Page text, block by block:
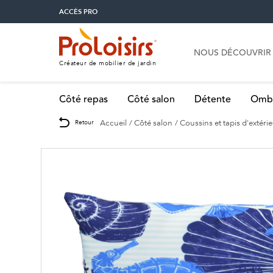
ACCÈS PRO
Créateur de mobilier de jardin
NOUS DÉCOUVRIR
Côté repas Côté salon Détente
Retour Accueil Côté salon Coussins et tapis